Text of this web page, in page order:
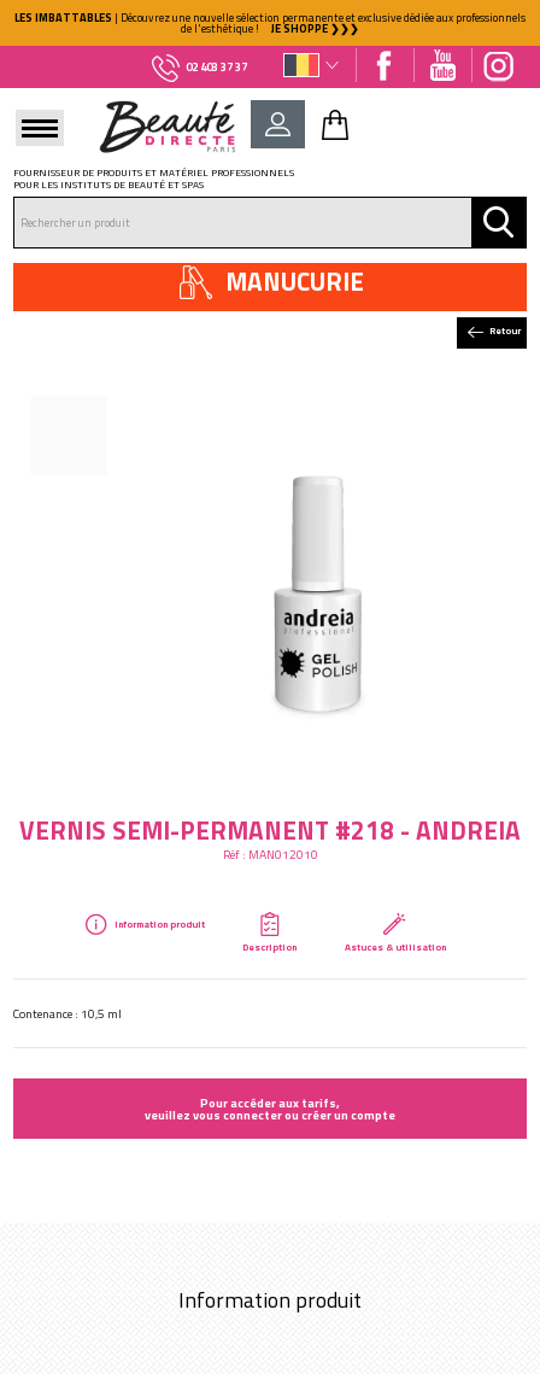
LES IMBATTABLES | Découvrez une nouvelle sélection permanente et exclusive dédiée aux professionnels
de l'esthétique ! JE SHOPPE ❯❯❯
02 403 37 37
FOURNISSEUR DE PRODUITS ET MATÉRIEL PROFESSIONNELS
POUR LES INSTITUTS DE BEAUTÉ ET SPAS
Retour
MANUCURIE
VERNIS SEMI-PERMANENT #218 - ANDREIA
Réf : MAN012010
Information produit
Description
Astuces & utilisation
Contenance : 10,5 ml
Pour accéder aux tarifs,
veuillez vous connecter ou créer un compte
Information produit